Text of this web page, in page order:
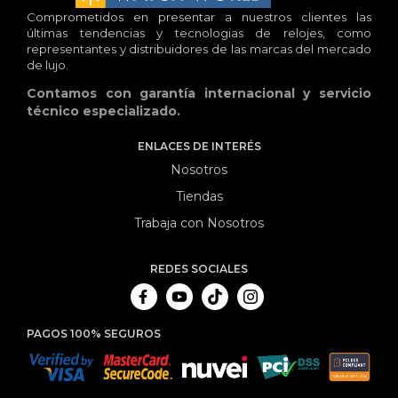
Comprometidos en presentar a nuestros clientes las
últimas tendencias y tecnologias de relojes, como
representantes y distribuidores de las marcas del mercado
de lujo.
Contamos con garantía internacional y servicio
técnico especializado.
ENLACES DE INTERÉS
Nosotros
Tiendas
Trabaja con Nosotros
REDES SOCIALES
PAGOS 100% SEGUROS